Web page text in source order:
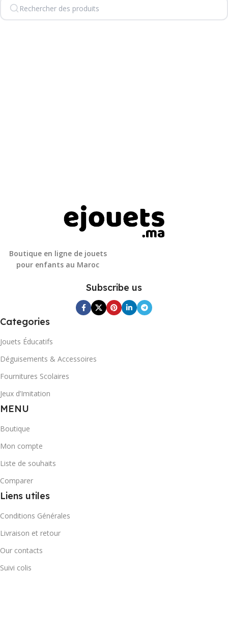
Boutique en ligne de jouets
pour enfants au Maroc
Subscribe us
Categories
Jouets Éducatifs
Déguisements & Accessoires
Fournitures Scolaires
Jeux d’Imitation
MENU
Boutique
Mon compte
Liste de souhaits
Comparer
Liens utiles
Conditions Générales
Livraison et retour
Our contacts
Suivi colis